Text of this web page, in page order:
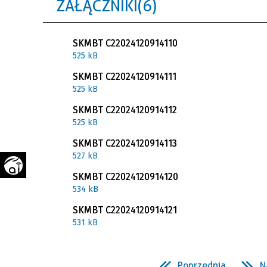
WAŻNE TELEFONY
GAZETA SAMORZĄDOWA
"PSZOW.PL"
PRZESTRZENNE
ZAŁĄCZNIKI (6)
SKMBT C22024120914110
525 kB
SKMBT C22024120914111
525 kB
SKMBT C22024120914112
525 kB
SKMBT C22024120914113
527 kB
SKMBT C22024120914120
534 kB
SKMBT C22024120914121
531 kB